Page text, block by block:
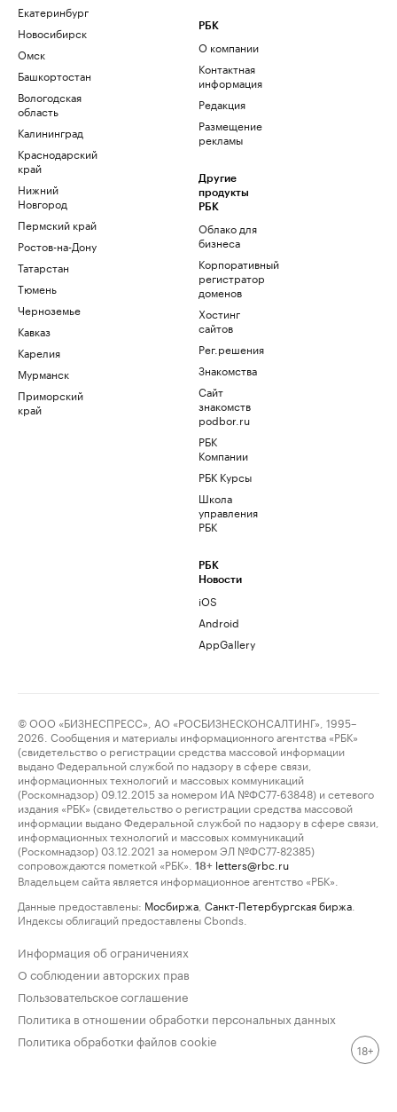
Екатеринбург
Новосибирск
Омск
Башкортостан
Вологодская
область
Калининград
Краснодарский
край
Нижний
Новгород
Пермский край
Ростов-на-Дону
Татарстан
Тюмень
Черноземье
Кавказ
Карелия
Мурманск
Приморский
край
РБК
О компании
Контактная
информация
Редакция
Размещение
рекламы
Другие
продукты
РБК
Облако для
бизнеса
Корпоративный
регистратор
доменов
Хостинг
сайтов
Рег.решения
Знакомства
Сайт
знакомств
podbor.ru
РБК
Компании
РБК Курсы
Школа
управления
РБК
РБК
Новости
iOS
Android
AppGallery
© ООО «БИЗНЕСПРЕСС», АО «РОСБИЗНЕСКОНСАЛТИНГ», 1995–
2026. Сообщения и материалы информационного агентства «РБК»
(свидетельство о регистрации средства массовой информации
выдано Федеральной службой по надзору в сфере связи,
информационных технологий и массовых коммуникаций
(Роскомнадзор) 09.12.2015 за номером ИА №ФС77-63848) и сетевого
издания «РБК» (свидетельство о регистрации средства массовой
информации выдано Федеральной службой по надзору в сфере связи,
информационных технологий и массовых коммуникаций
(Роскомнадзор) 03.12.2021 за номером ЭЛ №ФС77-82385)
сопровождаются пометкой «РБК».
18+ letters@rbc.ru
Владельцем сайта является информационное агентство «РБК».
Данные предоставлены: Мосбиржа Санкт-Петербургская биржа
Индексы облигаций предоставлены Cbonds.
Информация об ограничениях
О соблюдении авторских прав
Пользовательское соглашение
Политика в отношении обработки персональных данных
Политика обработки файлов cookie
18+